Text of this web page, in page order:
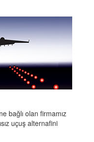
bağlı olan firmamız
uçuş alternafini